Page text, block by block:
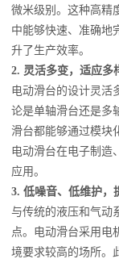
们
微米级别。这种高精
中能够快速、准确地
升了生产效率。
2. 灵活多变，适应多
电动滑台的设计灵活
论是单轴滑台还是多
滑台都能够通过模块
电动滑台在电子制造
应用。
3.低噪音、低维护，
与传统的液压和气动
点。电动滑台采用电
境要求较高的场所。